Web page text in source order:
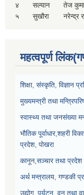
४
सल्यान तेज
५
सुखौरा नरेन्द्र
महत्वपूर्ण
शिक्षा, संस्कृति, विज्ञान
मुख्यमन्त्री तथा
स्वास्थ्य तथा जनसंख्या
भौतिक पूर्वाधार,शहरी
प्रदेश, पोखरा
कानून,सञ्चार तथा प्रदेश
अर्थ मन्त्रालय, गण्डकी
उद्योग, पर्यटन, वन तथा